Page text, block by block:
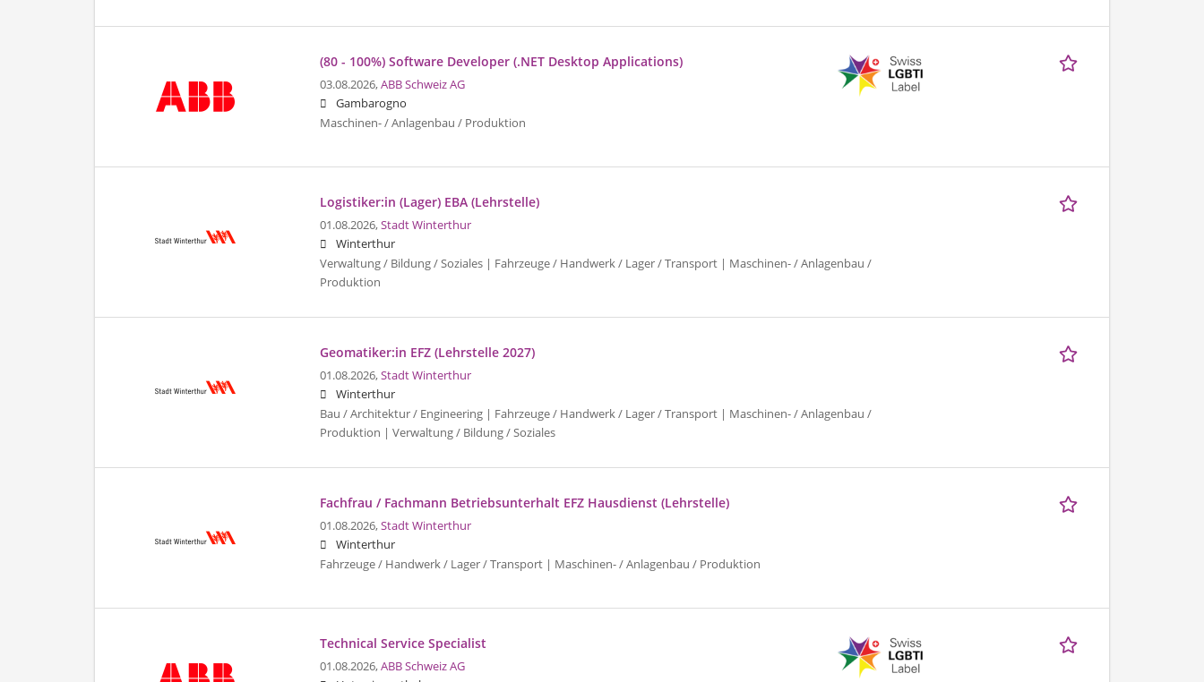
(80 - 100%) Software Developer (.NET Desktop Applications)
03.08.2026,ABB Schweiz AG
Gambarogno
Maschinen- / Anlagenbau / Produktion
Logistiker:in (Lager) EBA (Lehrstelle)
01.08.2026,Stadt Winterthur
Winterthur
Verwaltung / Bildung / Soziales | Fahrzeuge / Handwerk / Lager / Transport | Maschinen- / Anlagenbau /
Produktion
Geomatiker:in EFZ (Lehrstelle 2027)
01.08.2026,Stadt Winterthur
Winterthur
Bau / Architektur / Engineering | Fahrzeuge / Handwerk / Lager / Transport | Maschinen- / Anlagenbau /
Produktion | Verwaltung / Bildung / Soziales
Fachfrau / Fachmann Betriebsunterhalt EFZ Hausdienst (Lehrstelle)
01.08.2026,Stadt Winterthur
Winterthur
Fahrzeuge / Handwerk / Lager / Transport | Maschinen- / Anlagenbau / Produktion
Technical Service Specialist
01.08.2026,ABB Schweiz AG